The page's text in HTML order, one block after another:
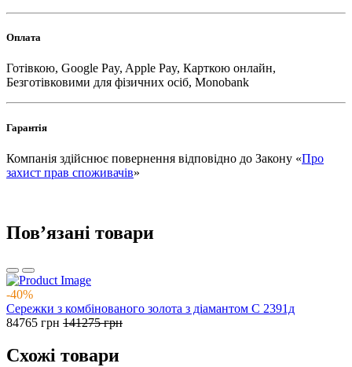
Оплата
Готівкою, Google Pay, Apple Pay, Карткою онлайн,
Безготівковими для фізичних осіб, Monobank
Гарантія
Компанія здійснює повернення відповідно до Закону «Про
захист прав споживачів»
Повʼязані товари
-40%
Сережки з комбінованого золота з діамантом С 2391д
84765 грн 141275грн
Схожі товари